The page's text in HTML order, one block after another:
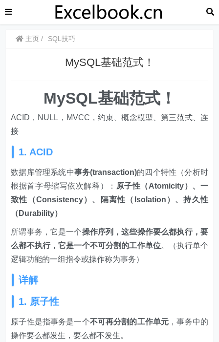
主页 SQL技巧
​​MySQL基础范式！
​​MySQL基础范式！
ACID，NULL，MVCC，约束、概念模型、第三范式、连
接
1. ACID
数据库管理系统中事务(transaction)的四个特性（分析时
根据首字母缩写依次解释）： 原子性（Atomicity）、一
致性（Consistency）、隔离性（Isolation）、持久性
（Durability）
所谓事务，它是一个操作序列，这些操作要么都执行，要
么都不执行，它是一个不可分割的工作单位。（执行单个
逻辑功能的一组指令或操作称为事务）
详解
1. 原子性
原子性是指事务是一个不可再分割的工作单元 ，事务中的
操作要么都发生，要么都不发生。